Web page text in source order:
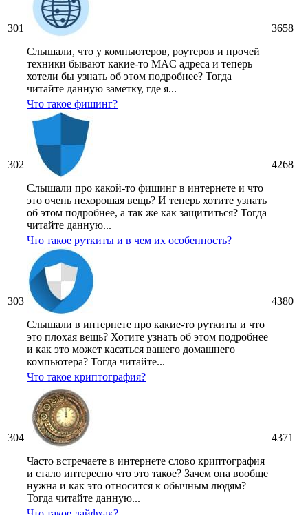
301
Слышали, что у компьютеров, роутеров и прочей
техники бывают какие-то MAC адреса и теперь
хотели бы узнать об этом подробнее? Тогда
читайте данную заметку, где я...
3658
302
Что такое фишинг?
Слышали про какой-то фишинг в интернете и что
это очень нехорошая вещь? И теперь хотите узнать
об этом подробнее, а так же как защититься? Тогда
читайте данную...
4268
303
Что такое руткиты и в чем их особенность?
Слышали в интернете про какие-то руткиты и что
это плохая вещь? Хотите узнать об этом подробнее
и как это может касаться вашего домашнего
компьютера? Тогда читайте...
4380
304
Что такое криптография?
Часто встречаете в интернете слово криптография
и стало интересно что это такое? Зачем она вообще
нужна и как это относится к обычным людям?
Тогда читайте данную...
4371